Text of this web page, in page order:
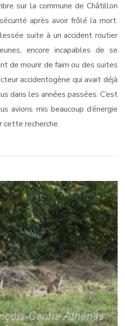
sur la commune de Châtillon
après avoir frôlé la mort.
suite à un accident routier
encore incapables de se
de mourir de faim ou des suites
accidentogène qui avait déjà
dans les années passées. C’est
avions mis beaucoup d’énergie
cette recherche.